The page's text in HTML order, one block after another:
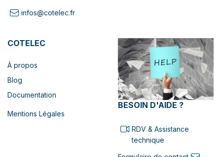
infos@cotelec.fr
COTELEC
À propos
Blog
Documentation
Mentions Légales
BESOIN D'AIDE ?
RDV & Assistance
technique